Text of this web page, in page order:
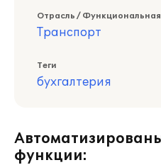
Отрасль /
Транспорт
Теги
бухгалтерия
функции: